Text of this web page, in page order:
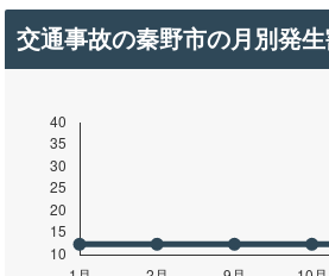
交通事故の秦野市の月別発